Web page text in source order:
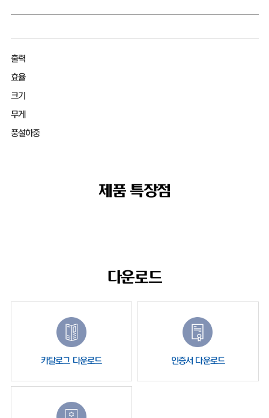
출력
효율
크기
무게
풍설하중
제품 특장점
다운로드
카탈로그 다운로드 인증서 다운로드